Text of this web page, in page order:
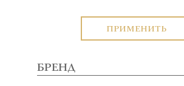
ПРИМЕНИТЬ
БРЕНД